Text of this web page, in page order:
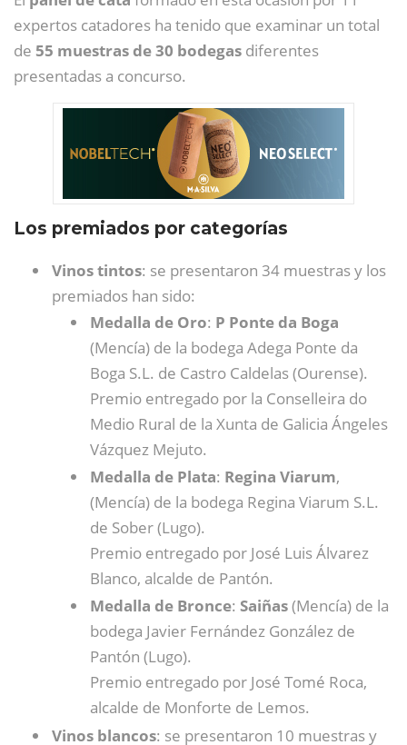
expertos catadores ha tenido que examinar un total
de 55 muestras de 30 bodegas diferentes
presentadas a concurso.
Los premiados por categorías
Vinos tintos: se presentaron 34 muestras y los
premiados han sido:
Medalla de Oro: P Ponte da Boga
(Mencía) de la bodega Adega Ponte da
Boga S.L. de Castro Caldelas (Ourense).
Premio entregado por la Conselleira do
Medio Rural de la Xunta de Galicia Ángeles
Vázquez Mejuto.
Medalla de Plata: Regina Viarum,
(Mencía) de la bodega Regina Viarum S.L.
de Sober (Lugo).
Premio entregado por José Luis Álvarez
Blanco, alcalde de Pantón.
Medalla de Bronce: Saiñas(Mencía) de la
bodega Javier Fernández González de
Pantón (Lugo).
Premio entregado por José Tomé Roca,
alcalde de Monforte de Lemos.
Vinos blancos: se presentaron 10 muestras y